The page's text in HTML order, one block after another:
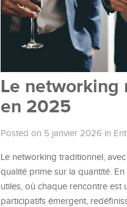
Le networking
en 2025
Posted on 5 janvier 2026 in
Le networking traditionnel,
qualité prime sur la quantité.
utiles, où chaque rencontre
participatifs émergent,